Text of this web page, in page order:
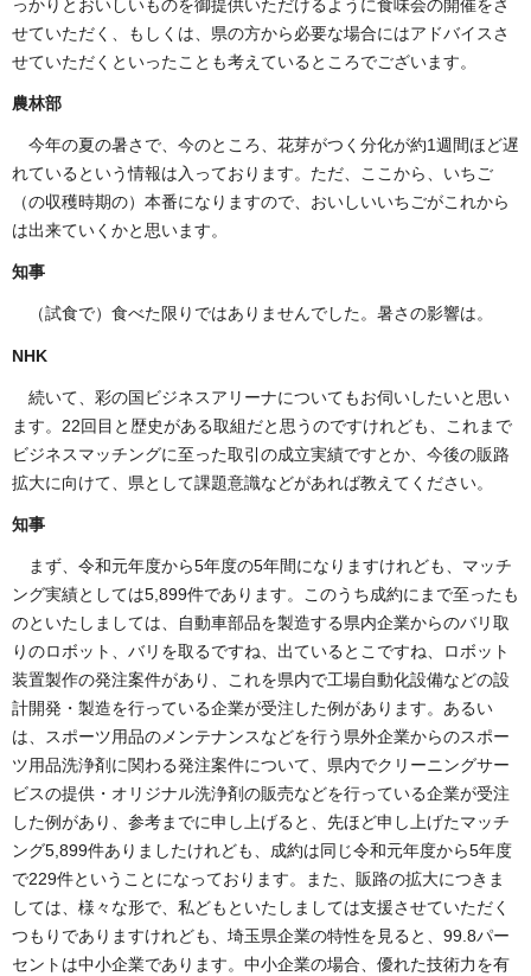
っかりとおいしいものを御提供いただけるように食味会の開催をさ
せていただく、もしくは、県の方から必要な場合にはアドバイスさ
せていただくといったことも考えているところでございます。
農林部
今年の夏の暑さで、今のところ、花芽がつく分化が約1週間ほど遅
れているという情報は入っております。ただ、ここから、いちご
（の収穫時期の）本番になりますので、おいしいいちごがこれから
は出来ていくかと思います。
知事
（試食で）食べた限りではありませんでした。暑さの影響は。
NHK
続いて、彩の国ビジネスアリーナについてもお伺いしたいと思い
ます。22回目と歴史がある取組だと思うのですけれども、これまで
ビジネスマッチングに至った取引の成立実績ですとか、今後の販路
拡大に向けて、県として課題意識などがあれば教えてください。
知事
まず、令和元年度から5年度の5年間になりますけれども、マッチ
ング実績としては5,899件であります。このうち成約にまで至ったも
のといたしましては、自動車部品を製造する県内企業からのバリ取
りのロボット、バリを取るですね、出ているとこですね、ロボット
装置製作の発注案件があり、これを県内で工場自動化設備などの設
計開発・製造を行っている企業が受注した例があります。あるい
は、スポーツ用品のメンテナンスなどを行う県外企業からのスポー
ツ用品洗浄剤に関わる発注案件について、県内でクリーニングサー
ビスの提供・オリジナル洗浄剤の販売などを行っている企業が受注
した例があり、参考までに申し上げると、先ほど申し上げたマッチ
ング5,899件ありましたけれども、成約は同じ令和元年度から5年度
で229件ということになっております。また、販路の拡大につきま
しては、様々な形で、私どもといたしましては支援させていただく
つもりでありますけれども、埼玉県企業の特性を見ると、99.8パー
セントは中小企業であります。中小企業の場合、優れた技術力を有